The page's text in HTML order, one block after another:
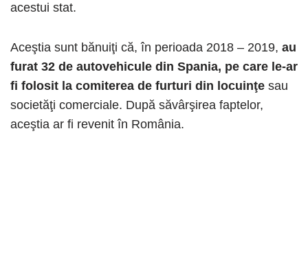
acestui stat.
Aceştia sunt bănuiţi că, în perioada 2018 – 2019, au
furat 32 de autovehicule din Spania, pe care le-ar
fi folosit la comiterea de furturi din locuinţe sau
societăţi comerciale. După săvârşirea faptelor,
aceştia ar fi revenit în România.